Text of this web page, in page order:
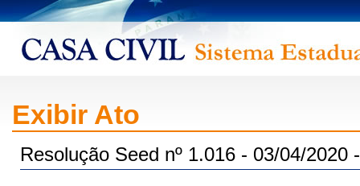
Exibir Ato
Resolução Seed nº 1.016 - 03/04/